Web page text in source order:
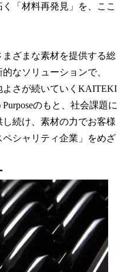
「材料再発見」を、ここ
まざまな素材を提供する総
なソリューションで、
よさが続いていくKAITEKI
のもと、社会課題に
続け、素材の力でお客様
シャリティ企業」をめざ